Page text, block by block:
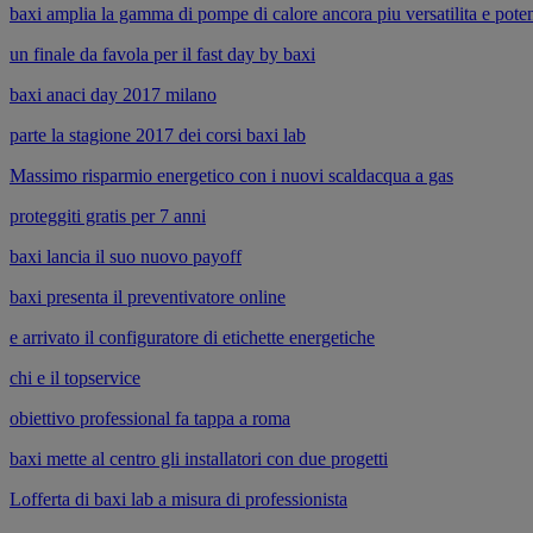
baxi amplia la gamma di pompe di calore ancora piu versatilita e
un finale da favola per il fast day by baxi
baxi anaci day 2017 milano
parte la stagione 2017 dei corsi baxi lab
Massimo risparmio energetico con i nuovi scaldacqua a gas
proteggiti gratis per 7 anni
baxi lancia il suo nuovo payoff
baxi presenta il preventivatore online
e arrivato il configuratore di etichette energetiche
chi e il topservice
obiettivo professional fa tappa a roma
baxi mette al centro gli installatori con due progetti
Lofferta di baxi lab a misura di professionista